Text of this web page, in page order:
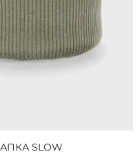
SLOW